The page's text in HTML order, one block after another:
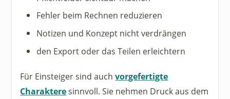
Fehler beim Rechnen reduzieren
Notizen und Konzept nicht verdrängen
den Export oder das Teilen erleichtern
Für Einsteiger sind auchvorgefertigte
Charakteresinnvoll. Sie nehmen Druck aus dem